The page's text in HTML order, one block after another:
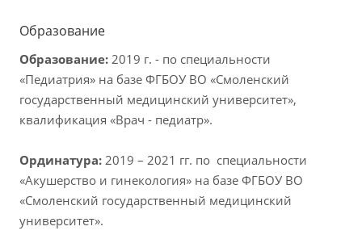
Образование
Образование: 2019 г. - по специальности
«Педиатрия» на базе ФГБОУ ВО «Смоленский
государственный медицинский университет»,
квалификация «Врач - педиатр».
Ординатура: 2019 – 2021 гг. по специальности
«Акушерство и гинекология» на базе ФГБОУ ВО
«Смоленский государственный медицинский
университет».